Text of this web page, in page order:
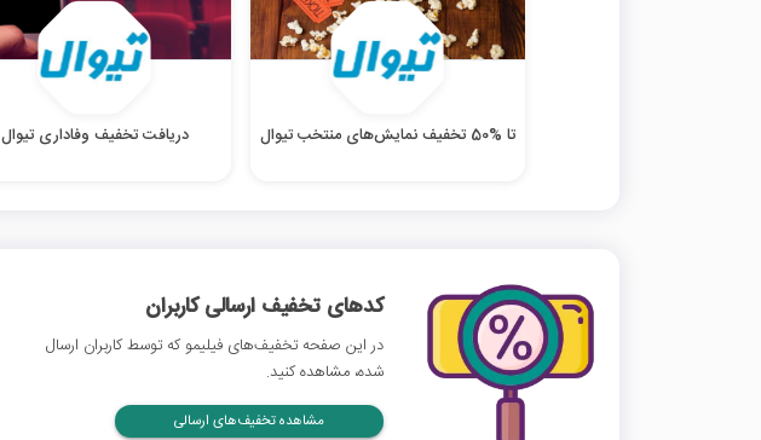
تا %50 تخفیف نمایش‌های منتخب تیوال دریافت تخفیف وفاداری تیوال
کدهای تخفیف ارسالی کاربران
در این صفحه تخفیف‌های فیلیمو که توسط کاربران ارسال
شده، مشاهده کنید.
مشاهده تخفیف‌های ارسالی